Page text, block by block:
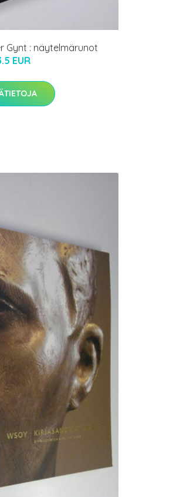
Gynt : näytelmärunot
EUR